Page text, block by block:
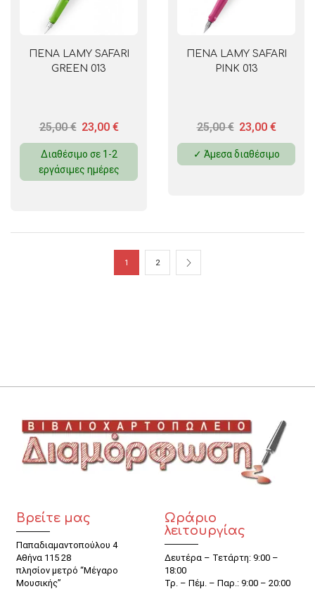
ΠΕΝΑ LAMY SAFARI
GREEN 013
25,00€ 23,00 €
Διαθέσιμο σε 1-2
εργάσιμες ημέρες
ΠΕΝΑ LAMY SAFARI
PINK 013
25,00€ 23,00 €
✓ Άμεσα διαθέσιμο
1 2
Βρείτε μας
Παπαδιαμαντοπούλου 4
Αθήνα 115 28
πλησίον μετρό “Μέγαρο
Μουσικής”
Ωράριο
λειτουργίας
Δευτέρα – Τετάρτη: 9:00 –
18:00
Τρ. – Πέμ. – Παρ.: 9:00 – 20:00